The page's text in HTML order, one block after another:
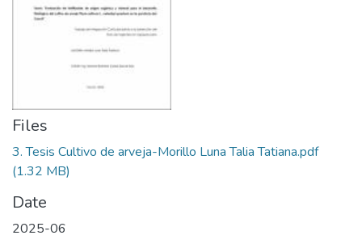
Files
3. Tesis Cultivo de arveja-Morillo Luna Talia Tatiana.pdf
(1.32 MB)
Date
2025-06